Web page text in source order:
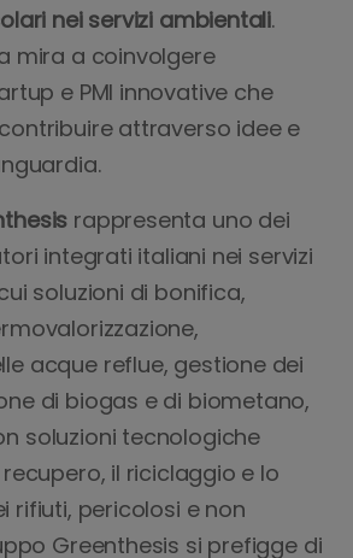
nei servizi ambientali.
mira a coinvolgere
e PMI innovative che
attraverso idee e
rappresenta uno dei
integrati italiani nei servizi
soluzioni di bonifica,
acque reflue, gestione dei
di biogas e di biometano,
soluzioni tecnologiche
il riciclaggio e lo
rifiuti, pericolosi e non
Greenthesis si prefigge di